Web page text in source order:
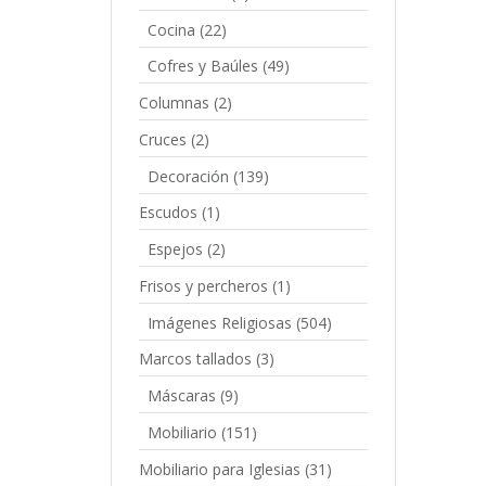
Cocina (22)
Cofres y Baúles (49)
Columnas (2)
Cruces (2)
Decoración (139)
Escudos (1)
Espejos (2)
Frisos y percheros (1)
Imágenes Religiosas (504)
Marcos tallados (3)
Máscaras (9)
Mobiliario (151)
Mobiliario para Iglesias (31)